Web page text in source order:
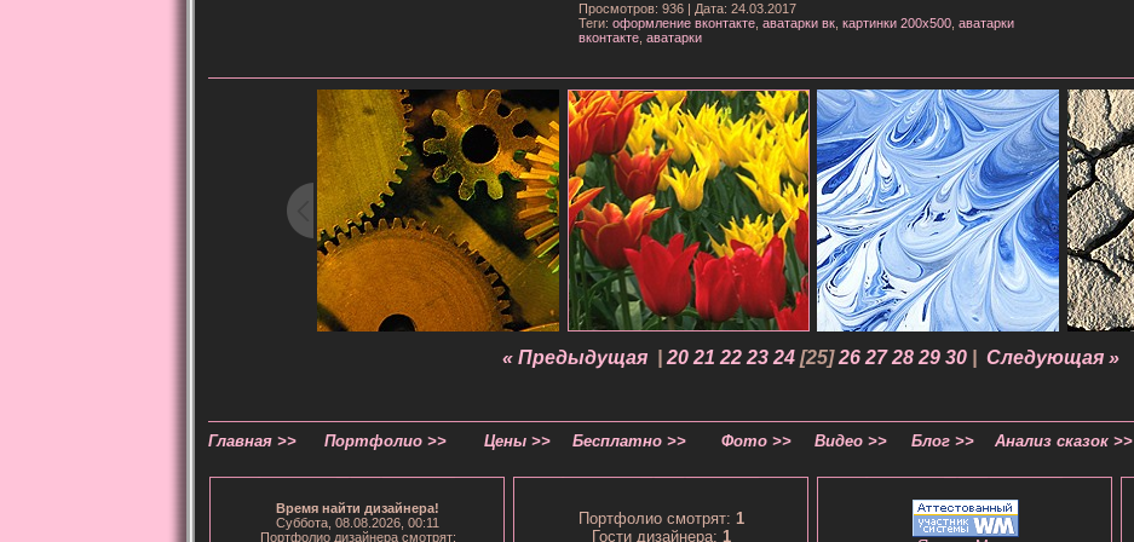
Просмотров: 936 | Дата: 24.03.2017
Теги: оформление вконтакте аватарки вк картинки 200х500 аватарки
вконтакте аватарки
« Предыдущая 20 21 22 23 24 [25]26 27 28 29 30 Следующая »
Главная >> Портфолио >> Цены >> Бесплатно >> Фото >> Видео >> Блог >> Анализ сказок >>
Время найти дизайнера!
Суббота, 08.08.2026, 00:11
Портфолио дизайнера смотрят:
Портфолио смотрят: 1
Гости дизайнера: 1